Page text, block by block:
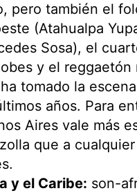
pero también el
(Atahualpa
Sosa), el
y el reggaetón
tomado la
años. Para
Aires vale más
que a
y el Caribe: son-